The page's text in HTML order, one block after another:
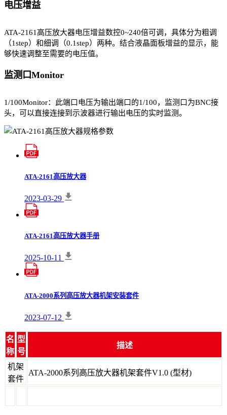
电压增益
ATA-2161高压放大器电压增益数控0~240倍可调，具体分为粗调
（1step）和细调（0.1step）两种。结合液晶面板增益的显示，能
够快速调整至需要的电压值。
监测口Monitor
1/100Monitor：此端口电压为输出端口的1/100，监测口为BNC接
头，可以直接连接到示波器进行输出电压的实时监测。
ATA-2161高压放大器
2023-03-29
ATA-2161高压放大器手册
2025-10-11
ATA-2000系列高压放大器机架安装套件
2023-07-12
名
称
型
号
描述
机架
套件
ATA-2000系列高压放大器机架套件V1.0 (型材)